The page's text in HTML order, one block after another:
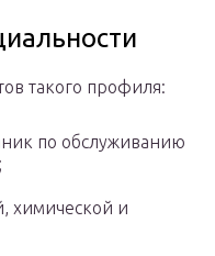
такого профиля:
по обслуживанию
химической и